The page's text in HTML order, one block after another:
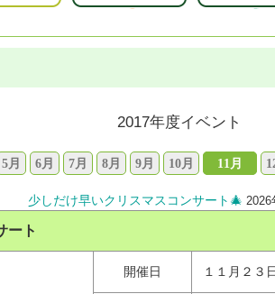
2017年度イベント
5月 6月 7月 8月 9月 10月 11月
少しだけ早いクリスマスコンサート🎄 2026
ート
開催日 １１月２３